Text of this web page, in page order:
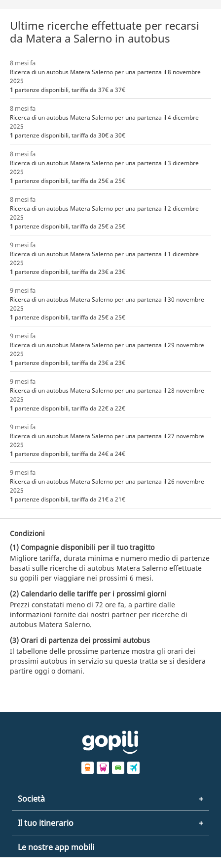
Ultime ricerche effettuate per recarsi
da Matera a Salerno in autobus
8 mesi fa
Ricerca di un autobus Matera Salerno per una partenza il 8 novembre
2025
1 partenze disponibili, tariffa da 37€ a 37€
8 mesi fa
Ricerca di un autobus Matera Salerno per una partenza il 4 dicembre
2025
1 partenze disponibili, tariffa da 30€ a 30€
8 mesi fa
Ricerca di un autobus Matera Salerno per una partenza il 3 dicembre
2025
1 partenze disponibili, tariffa da 25€ a 25€
8 mesi fa
Ricerca di un autobus Matera Salerno per una partenza il 2 dicembre
2025
1 partenze disponibili, tariffa da 25€ a 25€
9 mesi fa
Ricerca di un autobus Matera Salerno per una partenza il 1 dicembre
2025
1 partenze disponibili, tariffa da 23€ a 23€
9 mesi fa
Ricerca di un autobus Matera Salerno per una partenza il 30 novembre
2025
1 partenze disponibili, tariffa da 25€ a 25€
9 mesi fa
Ricerca di un autobus Matera Salerno per una partenza il 29 novembre
2025
1 partenze disponibili, tariffa da 23€ a 23€
9 mesi fa
Ricerca di un autobus Matera Salerno per una partenza il 28 novembre
2025
1 partenze disponibili, tariffa da 22€ a 22€
9 mesi fa
Ricerca di un autobus Matera Salerno per una partenza il 27 novembre
2025
1 partenze disponibili, tariffa da 24€ a 24€
9 mesi fa
Ricerca di un autobus Matera Salerno per una partenza il 26 novembre
2025
1 partenze disponibili, tariffa da 21€ a 21€
Condizioni
(1) Compagnie disponibili per il tuo tragitto
Migliore tariffa, durata minima e numero medio di partenze
basati sulle ricerche di autobus Matera Salerno effettuate
su gopili per viaggiare nei prossimi 6 mesi.
(2) Calendario delle tariffe per i prossimi giorni
Prezzi constatati meno di 72 ore fa, a partire dalle
informazioni fornite dai nostri partner per ricerche di
autobus Matera Salerno.
(3) Orari di partenza dei prossimi autobus
Il tabellone delle prossime partenze mostra gli orari dei
prossimi autobus in servizio su questa tratta se si desidera
partire oggi o domani.
Società
Il tuo itinerario
Le nostre app mobili